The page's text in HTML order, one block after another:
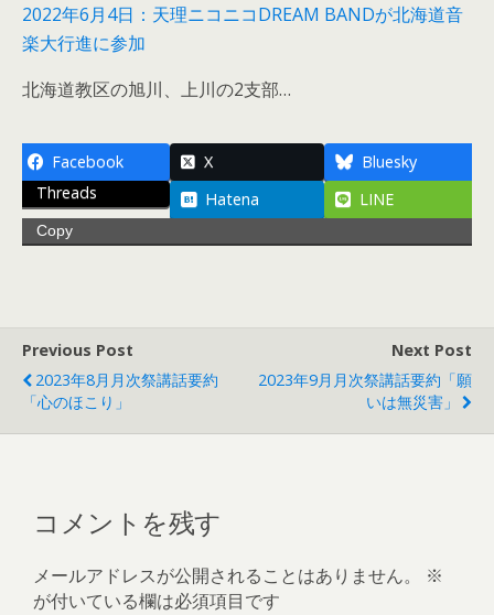
2022年6月4日：天理ニコニコDREAM BANDが北海道音
楽大行進に参加
北海道教区の旭川、上川の2支部…
Facebook X
Bluesky
Threads
Hatena LINE
Copy
Previous Post
2023年8月月次祭講話要約
「心のほこり」
Next Post
2023年9月月次祭講話要約「願
いは無災害」
コメントを残す
メールアドレスが公開されることはありません。
※
が付いている欄は必須項目です